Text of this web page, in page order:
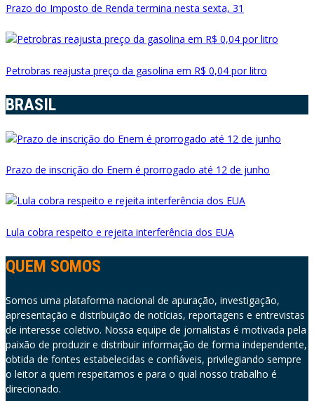
Prazo do Imposto de Renda termina nesta sexta, 31
Petrobras reajusta preço da gasolina em R$ 0,04 por litro
BRASIL
Prazo de inscrição do Enem é prorrogado até 12 de junho
Lula cobra respeito e rejeita interferência dos EUA
QUEM SOMOS
Somos uma plataforma nacional de apuração, investigação,
apresentação e distribuição de notícias, reportagens e entrevistas
de interesse coletivo. Nossa equipe de jornalistas é motivada pela
paixão de produzir e distribuir informação de forma independente,
obtida de fontes estabelecidas e confiáveis, privilegiando sempre
o leitor a quem respeitamos e para o qual nosso trabalho é
direcionado.